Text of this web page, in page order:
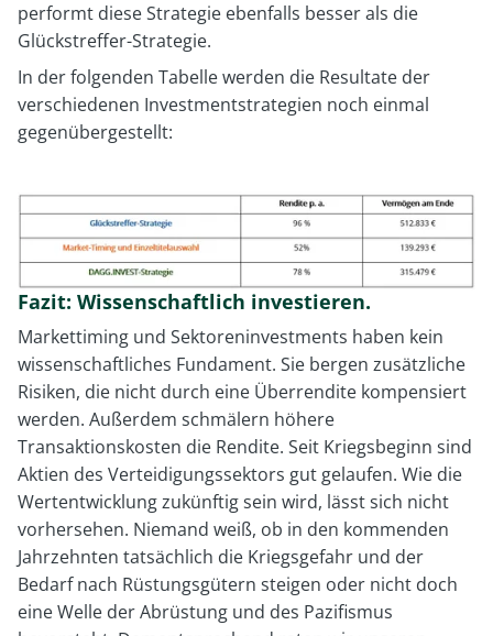
performt diese Strategie ebenfalls besser als die
Glückstreffer-Strategie.
In der folgenden Tabelle werden die Resultate der
verschiedenen Investmentstrategien noch einmal
gegenübergestellt:
Fazit: Wissenschaftlich investieren.
Markettiming und Sektoreninvestments haben kein
wissenschaftliches Fundament. Sie bergen zusätzliche
Risiken, die nicht durch eine Überrendite kompensiert
werden. Außerdem schmälern höhere
Transaktionskosten die Rendite. Seit Kriegsbeginn sind
Aktien des Verteidigungssektors gut gelaufen. Wie die
Wertentwicklung zukünftig sein wird, lässt sich nicht
vorhersehen. Niemand weiß, ob in den kommenden
Jahrzehnten tatsächlich die Kriegsgefahr und der
Bedarf nach Rüstungsgütern steigen oder nicht doch
eine Welle der Abrüstung und des Pazifismus